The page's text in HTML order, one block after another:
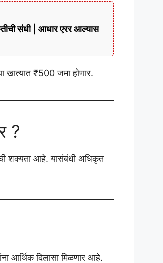
संधी | आधार एरर आल्यास
खात्यात ₹500 जमा होणार.
?
शक्यता आहे. यासंबंधी अधिकृत
आर्थिक दिलासा मिळणार आहे.